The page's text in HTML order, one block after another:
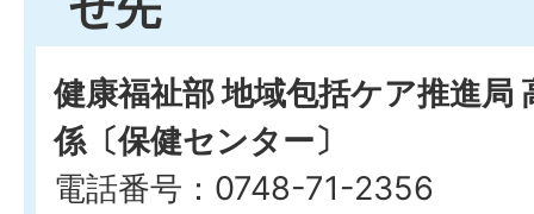
健康福祉部 地域包括ケア推進局
係〔保健センター〕
電話番号：0748-71-2356